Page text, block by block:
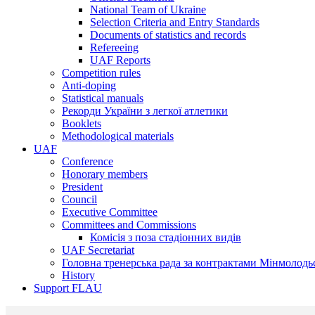
National Team of Ukraine
Selection Criteria and Entry Standards
Documents of statistics and records
Refereeing
UAF Reports
Competition rules
Anti-doping
Statistical manuals
Рекорди України з легкої атлетики
Booklets
Methodological materials
UAF
Conference
Honorary members
President
Council
Executive Committee
Committees and Commissions
Комісія з поза стадіонних видів
UAF Secretariat
Головна тренерська рада за контрактами
History
Support FLAU